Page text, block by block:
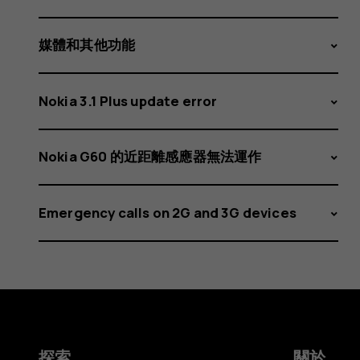
電
了？
媒體和其他功能
Nokia 3.1 Plus update error
Nokia G60 的近距離感應器無法運作
Emergency calls on 2G and 3G devices